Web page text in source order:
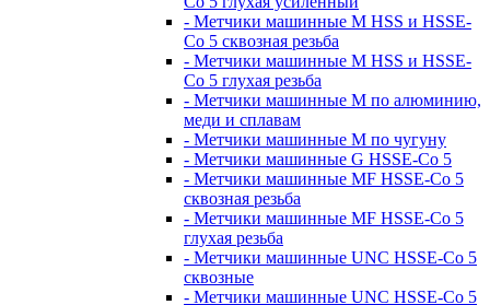
- Метчики машинные M HSS и HSSE-
Co 5 сквозная резьба
- Метчики машинные M HSS и HSSE-
Co 5 глухая резьба
- Метчики машинные M по алюминию,
меди и сплавам
- Метчики машинные M по чугуну
- Метчики машинные G HSSE-Co 5
- Метчики машинные MF HSSE-Co 5
сквозная резьба
- Метчики машинные MF HSSE-Co 5
глухая резьба
- Метчики машинные UNC HSSE-Co 5
сквозные
- Метчики машинные UNC HSSE-Co 5